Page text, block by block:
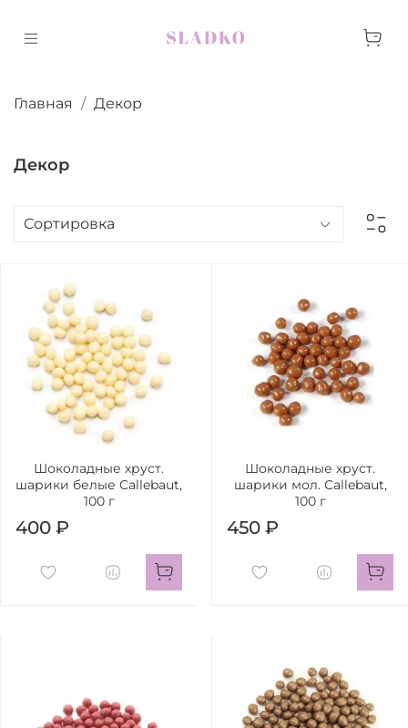
Главная Декор
Декор
Шоколадные хруст.
шарики белые Callebaut,
100 г
400 ₽
Шоколадные хруст.
шарики мол. Callebaut,
100 г
450 ₽